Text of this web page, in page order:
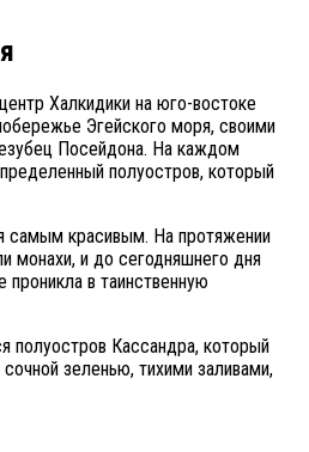
Халкидики на юго-востоке
Эгейского моря, своими
Посейдона. На каждом
полуостров, который
самым красивым. На протяжении
монахи, и до сегодняшнего дня
проникла в таинственную
полуостров Кассандра, который
зеленью, тихими заливами,